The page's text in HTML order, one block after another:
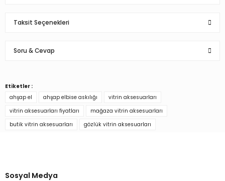
çok iyi bir sergileme ürünü
vitrinime güzellik kattı tavsiye ederim
Taksit Seçenekleri
Soru & Cevap
Etiketler :
ahşap el
ahşap elbise askılığı
vitrin aksesuarları
vitrin aksesuarları fiyatları
mağaza vitrin aksesuarları
butik vitrin aksesuarları
gözlük vitrin aksesuarları
Sosyal Medya